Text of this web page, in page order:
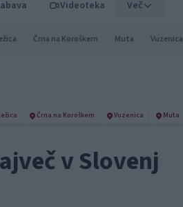
Videoteka Več
Črna na Koroškem Muta Vuzenica
Črna na Koroškem Vuzenica
Muta
v Slovenj